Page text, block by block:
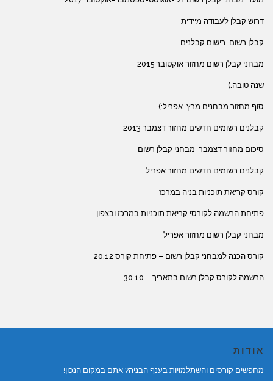
דרוש קבלן לעבודה מיידית
קבלן רשום-רישום קבלנים
מבחני קבלן רשום מחזור אוקטובר 2015
שנה טובה:)
סוף מחזור מבחנים מרץ-אפריל:)
קבלנים רשומים חדשים מחזור דצמבר 2013
סיכום מחזור דצמבר-מבחני קבלן רשום
קבלנים רשומים חדשים מחזור אפריל
קורס קריאת תוכניות בניה במרכז
פתיחת הרשמה לקורסי קריאת תוכניות במרכז ובצפון
מבחני קבלן רשום מחזור אפריל
קורס הכנה למבחני קבלן רשום – פתיחת קורס 20.12
הרשמה לקורס קבלן רשום בתאריך – 30.10
אודות
מחפשים קורסים והשתלמויות בענף הבניה? אתם במקום הנכון!